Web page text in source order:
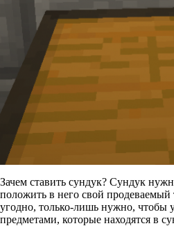
Зачем ставить сундук? Сундук
положить в него свой продеваемый
угодно, только-лишь нужно, чтобы
предметами, которые находятся в